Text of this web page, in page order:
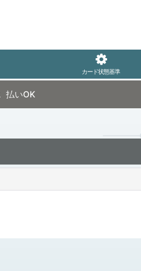
カード状態基準
払いOK